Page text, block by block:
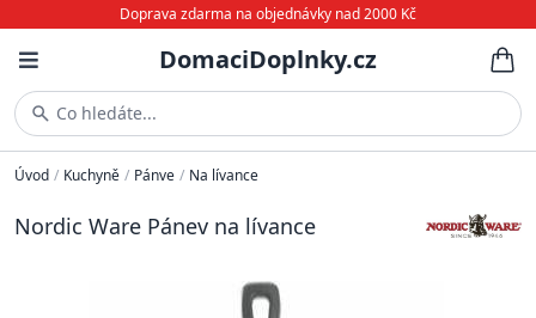
Doprava zdarma na objednávky nad 2000 Kč
DomaciDoplnky.cz
Co hledáte...
Úvod / Kuchyně / Pánve / Na lívance
Nordic Ware Pánev na lívance